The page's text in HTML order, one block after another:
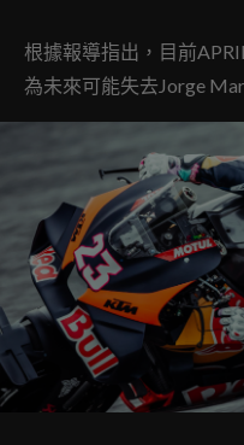
根據報導指出，目前
為未來可能失去Jorge